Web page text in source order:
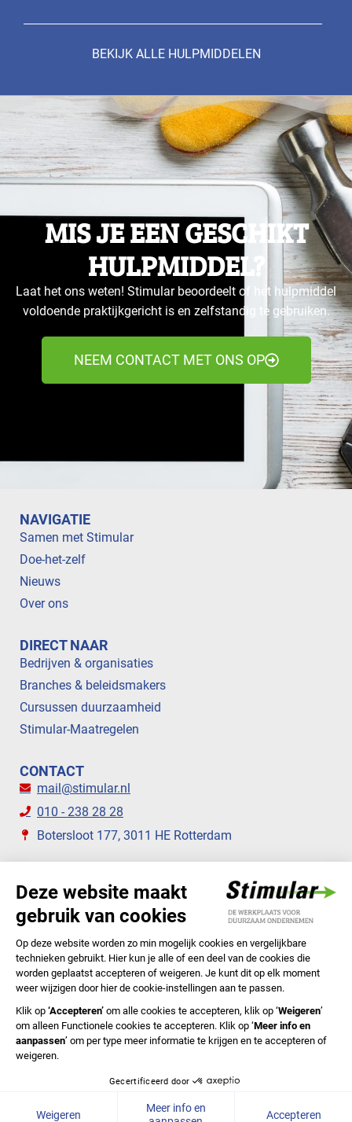
BEKIJK ALLE HULPMIDDELEN
MIS JE EEN GESCHIKT
HULPMIDDEL?
Laat het ons weten! Stimular beoordeelt of het hulpmiddel
voldoende praktijkgericht is en zelfstandig te gebruiken.
NEEM CONTACT MET ONS OP
NAVIGATIE
Samen met Stimular
Doe-het-zelf
Nieuws
Over ons
DIRECT NAAR
Bedrijven & organisaties
Branches & beleidsmakers
Cursussen duurzaamheid
Stimular-Maatregelen
CONTACT
mail@stimular.nl
010 - 238 28 28
Botersloot 177, 3011 HE Rotterdam
STIMULAR NIEUWSBRIEVEN
ABONNEER NU
Privacyverklaring Cookiebeleid Colofon Disclaimer
In English
© 2020 Stichting Stimular